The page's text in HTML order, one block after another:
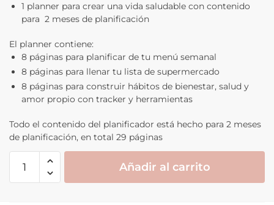
1 planner para crear una vida saludable con contenido
para 2 meses de planificación
El planner contiene:
8 páginas para planificar de tu menú semanal
8 páginas para llenar tu lista de supermercado
8 páginas para construir hábitos de bienestar, salud y
amor propio con tracker y herramientas
Todo el contenido del planificador está hecho para 2 meses
de planificación, en total 29 páginas
FESTIVO:
Añadir al carrito